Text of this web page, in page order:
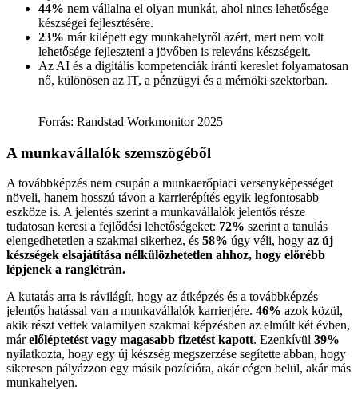
44% nem vállalna el olyan munkát, ahol nincs lehetősége
készségei fejlesztésére.
23% már kilépett egy munkahelyről azért, mert nem volt
lehetősége fejleszteni a jövőben is releváns készségeit.
Az AI és a digitális kompetenciák iránti kereslet folyamatosan
nő, különösen az IT, a pénzügyi és a mérnöki szektorban.
Forrás: Randstad Workmonitor 2025
A munkavállalók szemszögéből
A továbbképzés nem csupán a munkaerőpiaci versenyképességet
növeli, hanem hosszú távon a karrierépítés egyik legfontosabb
eszköze is. A jelentés szerint a munkavállalók jelentős része
tudatosan keresi a fejlődési lehetőségeket: 72% szerint a tanulás
elengedhetetlen a szakmai sikerhez, és 58% úgy véli, hogy az új
készségek elsajátítása nélkülözhetetlen ahhoz, hogy előrébb
lépjenek a ranglétrán.
A kutatás arra is rávilágít, hogy az átképzés és a továbbképzés
jelentős hatással van a munkavállalók karrierjére. 46% azok közül,
akik részt vettek valamilyen szakmai képzésben az elmúlt két évben,
márelőléptetést vagy magasabb fizetést kapott. Ezenkívül 39%
nyilatkozta, hogy egy új készség megszerzése segítette abban, hogy
sikeresen pályázzon egy másik pozícióra, akár cégen belül, akár más
munkahelyen.